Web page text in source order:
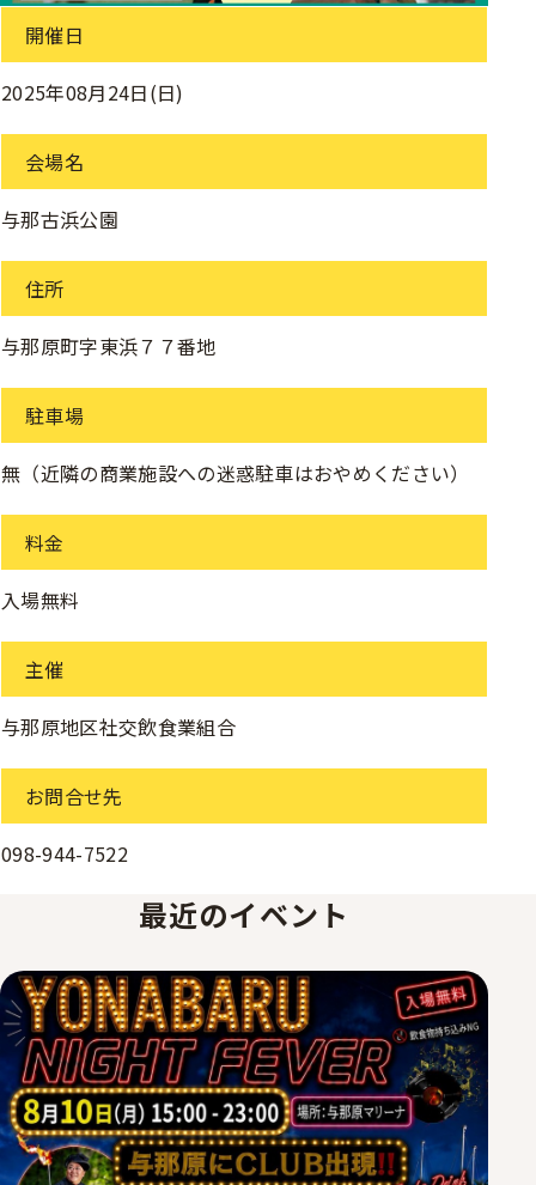
開催日
2025年08月24日(日)
会場名
与那古浜公園
住所
与那原町字東浜７７番地
駐車場
無（近隣の商業施設への迷惑駐車はおやめください）
料金
入場無料
主催
与那原地区社交飲食業組合
お問合せ先
098-944-7522
最近のイベント